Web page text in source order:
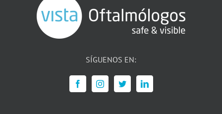
SÍGUENOS EN: